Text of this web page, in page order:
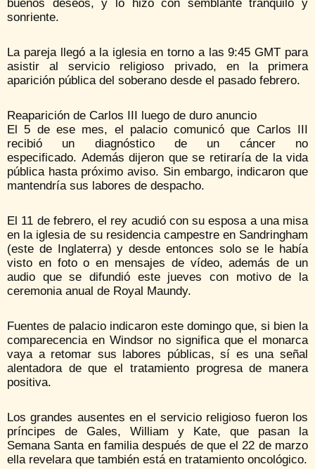
buenos deseos, y lo hizo con semblante tranquilo y
sonriente.
La pareja llegó a la iglesia en torno a las 9:45 GMT para
asistir al servicio religioso privado, en la primera
aparición pública del soberano desde el pasado febrero.
Reaparición de Carlos III luego de duro anuncio
El 5 de ese mes, el palacio comunicó que Carlos III
recibió un diagnóstico de un cáncer no
especificado. Además dijeron que se retiraría de la vida
pública hasta próximo aviso. Sin embargo, indicaron que
mantendría sus labores de despacho.
El 11 de febrero, el rey acudió con su esposa a una misa
en la iglesia de su residencia campestre en Sandringham
(este de Inglaterra) y desde entonces solo se le había
visto en foto o en mensajes de vídeo, además de un
audio que se difundió este jueves con motivo de la
ceremonia anual de Royal Maundy.
Fuentes de palacio indicaron este domingo que, si bien la
comparecencia en Windsor no significa que el monarca
vaya a retomar sus labores públicas, sí es una señal
alentadora de que el tratamiento progresa de manera
positiva.
Los grandes ausentes en el servicio religioso fueron los
príncipes de Gales, William y Kate, que pasan la
Semana Santa en familia después de que el 22 de marzo
ella revelara que también está en tratamiento oncológico.